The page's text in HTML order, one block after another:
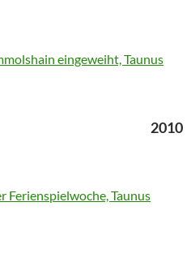
eingeweiht, Taunus
2010
Ferienspielwoche, Taunus